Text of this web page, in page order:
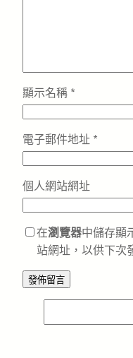
顯示名稱 *
電子郵件地址 *
個人網站網址
在瀏覽器中儲存顯
站網址，以供下次
e